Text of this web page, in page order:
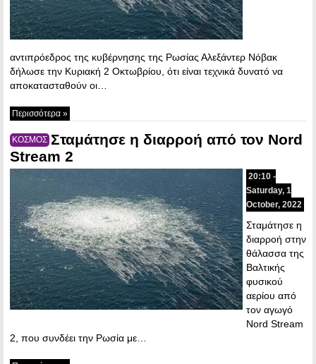
αντιπρόεδρος της κυβέρνησης της Ρωσίας Αλεξάντερ Νόβακ
δήλωσε την Κυριακή 2 Οκτωβρίου, ότι είναι τεχνικά δυνατό να
αποκατασταθούν οι…
Περισσότερα »
ΚΟΣΜΟΣ Σταμάτησε η διαρροή από τον Nord
Stream 2
20:10 -
Saturday, 1
October, 2022
Σταμάτησε η
διαρροή στην
θάλασσα της
Βαλτικής
φυσικού
αερίου από
τον αγωγό
Nord Stream
2, που συνδέει την Ρωσία με…